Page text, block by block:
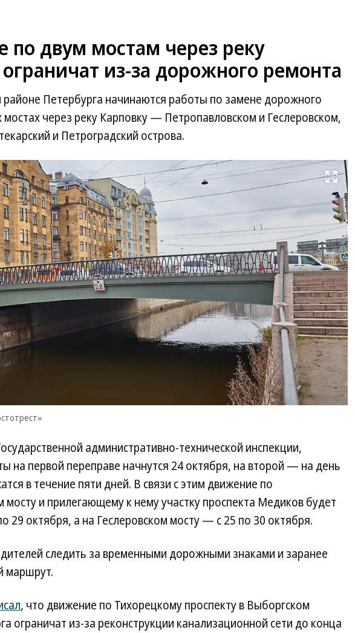
по двум мостам через реку
из-за дорожного ремонта
Петербурга начинаются работы по замене дорожного
мостах через реку Карповку — Петропавловском и Геслеровском,
и Петроградский острова.
Развернуть на весь экран
административно-технической инспекции,
на первой переправе начнутся 24 октября, на второй — на день
в течение пяти дней. В связи с этим движение по
мосту и прилегающему к нему участку проспекта Медиков будет
29 октября, а на Геслеровском мосту — с 25 по 30 октября.
следить за временными дорожными знаками и заранее
маршрут.
, что движение по Тихорецкому проспекту в Выборгском
ограничат из-за реконструкции канализационной сети до конца